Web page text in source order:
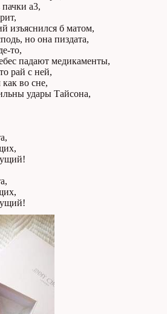
а3,
изъяснился б матом,
но она пиздата,
то,
падают медикаменты,
рай с ней,
во сне,
удары Тайсона,